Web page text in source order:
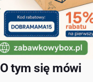
O tym się mówi